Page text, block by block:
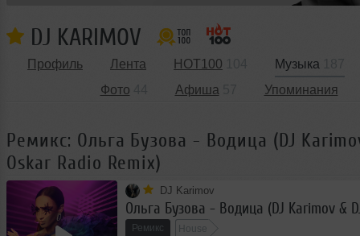
DJ KARIMOV
Профиль Лента HOT100 Музыка
Фото
Афиша Упоминания
Ремикс: Ольга Бузова - Водица (DJ
Oskar Radio Remix)
DJ Karimov
Ремикс House